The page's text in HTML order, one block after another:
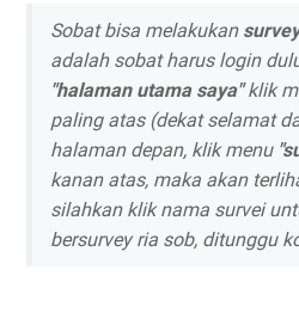
Sobat bisa melakukan
adalah sobat harus login
"halaman utama saya"klik
paling atas (dekat selamat
halaman depan, klik menu
kanan atas, maka akan
silahkan klik nama survei
bersurvey ria sob, ditunggu